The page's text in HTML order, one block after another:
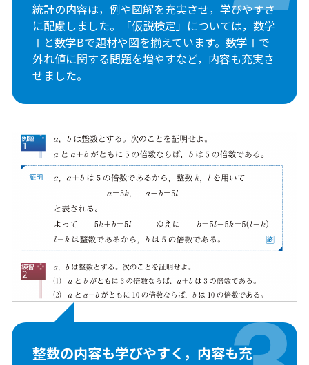
統計の内容は，例や図解を充実させ，学びやすさ
に配慮しました。「仮説検定」については，数学
Ⅰと数学Bで題材や図を揃えています。数学Ⅰで
外れ値に関する問題を増やすなど，内容も充実さ
せました。
整数の内容も学びやすく， 内容も充